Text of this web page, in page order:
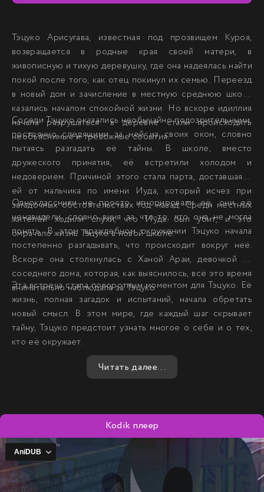
Тэцуко Арисугава, известная под прозвищем Куроя,
возвращается в родные края своей матери, в
живописную и тихую деревушку, где она надеялась найти
покой после того, как отец покинул их семью. Переезд
в новый дом и зачисление в местную среднюю школу
казались началом спокойной жизни. Но вскоре идиллия
начала разрушаться: в деревне стали происходить
необъяснимые и тревожные события.
Соседи Тэцуко оказались необычайно подозрительными,
постоянно следящими за ней из своих окон, словно
пытаясь разгадать её тайны. В школе, вместо
дружеского принятия, её встретили холодом и
недоверием. Причиной этого стала парта, доставшаяся
ей от мальчика по имени Иуда, который исчез при
загадочных обстоятельствах год назад. Среди местных
жителей ходили слухи, что Иуда был убит, и это
омрачало жизнь Тэцуко в новой школе.
Одноклассники не просто игнорировали её, они её
ненавидели, словно виня за что-то, что она не могла
понять. В этом враждебном окружении Тэцуко начала
постепенно разгадывать, что происходит вокруг неё.
Вскоре она столкнулась с Ханой Араи, девочкой из
соседнего дома, которая, как выяснилось, всё это время
внимательно наблюдала за Тэцуко.
Эта встреча стала поворотным моментом для Тэцуко. Её
жизнь, полная загадок и испытаний, начала обретать
новый смысл. В этом мире, где каждый шаг скрывает
тайну, Тэцуко предстоит узнать многое о себе и о тех,
кто её окружает.
Читать далее...
Kodik плеер